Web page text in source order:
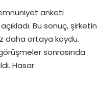
anketi
Bu sonuç, şirketin
daha ortaya koydu.
sonrasında
Hasar